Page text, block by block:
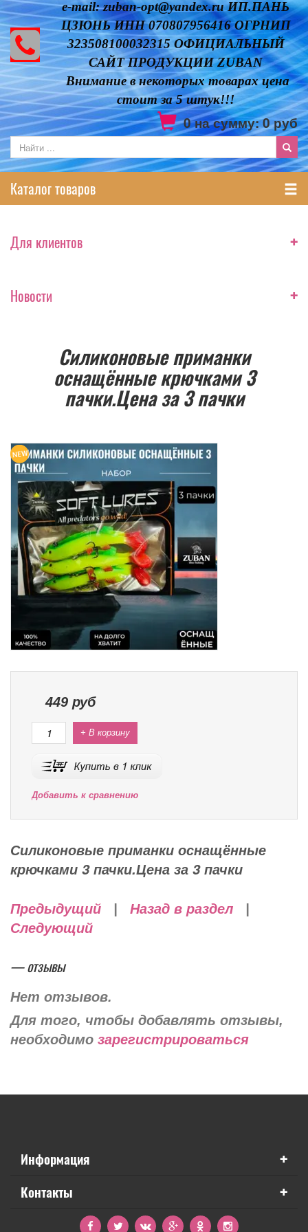
e-mail: zuban-opt@yandex.ru ИП.ПАНЬ
ЦЗЮНЬ ИНН 070807956416 ОГРНИП
323508100032315 ОФИЦИАЛЬНЫЙ
САЙТ ПРОДУКЦИИ ZUBAN
Внимание в некоторых товарах цена
стоит за 5 штук!!!
0на сумму:0руб
Каталог товаров
Для клиентов +
Новости +
Силиконовые приманки
оснащённые крючками 3
пачки.Цена за 3 пачки
449 руб
+ В корзину
Добавить к сравнению
Силиконовые приманки оснащённые
крючками 3 пачки.Цена за 3 пачки
Предыдущий Назад в раздел
Следующий
— отзывы
Нет отзывов.
Для того, чтобы добавлять отзывы,
необходимо зарегистрироваться
Информация +
Контакты +